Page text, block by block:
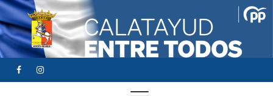
FACEBOOK
YOUTUBE
INSTAGRAM